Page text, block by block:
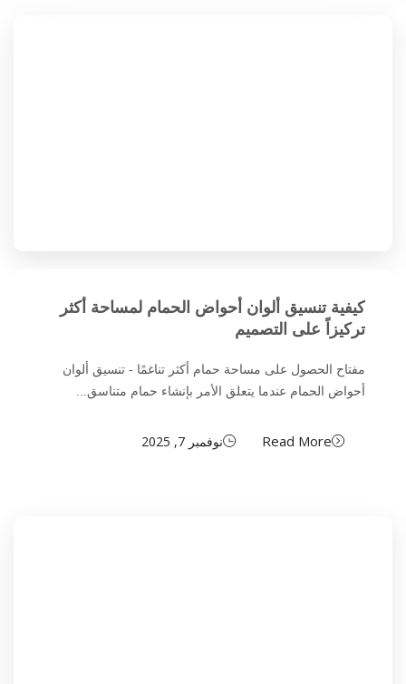
كيفية تنسيق ألوان أحواض الحمام لمساحة أكثر
تركيزاً على التصميم
مفتاح الحصول على مساحة حمام أكثر تناغمًا - تنسيق ألوان
أحواض الحمام عندما يتعلق الأمر بإنشاء حمام متناسق...
Read More نوفمبر 7, 2025